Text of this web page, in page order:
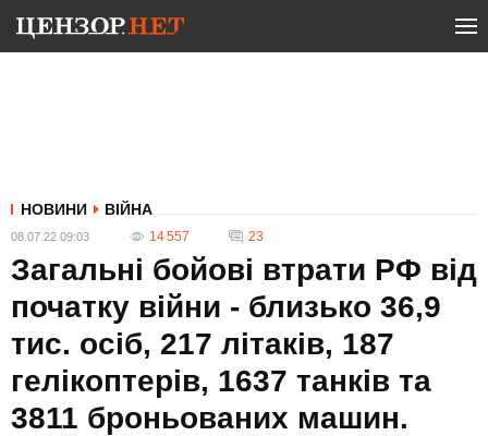
НОВИНИ ВІЙНА
08.07.22 09:03 14 557 23
Загальні бойові втрати РФ від
початку війни - близько 36,9
тис. осіб, 217 літаків, 187
гелікоптерів, 1637 танків та
3811 броньованих машин.